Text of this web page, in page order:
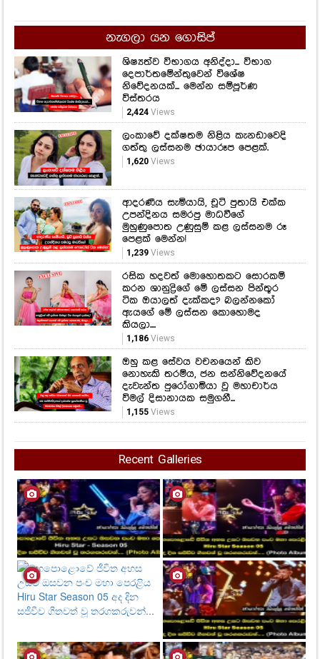
නැගලා යන ගොසිප්
ශිෂ්‍යත්ව විභාගය අනිද්දා... විභාග
දෙපාර්තමේන්තුවෙන් විශේෂ
නිවේදනයක්... මෙන්න සම්පූර්ණ
විස්තරය
2,424Views
ලංකාවේ දක්ෂතම නිළිය කැනඩාවෙදි
ගත්තු ලස්සනම ඡායාරූප පෙළක්.
1,620Views
ආදරණීය සැමියායි, චූටි පුතායි එක්ක
උපන්දිනය සමරපු මාධවීගේ
මුහුණුපොත උණුසුම් කළ ලස්සනම රූ
පෙළක් මෙන්න!
1,239Views
රසික හදවත් මොහොතකට සොරකම්
කරන ශානුද්‍රිගේ මේ ලස්සන පින්තූර
ටික ඔයාලත් දැක්කද? බලන්නකෝ
ඇයගේ මේ ලස්සන කොහොමද
කියලා....
1,186Views
ඔහු කළ සේවය වචනයෙන් කිව
නොහැකි තරම්ය, ජන සන්නිවේදනයේ
දැවැන්ත පුරෝගාමියා වූ මහාචාර්ය
විමල් දිසානායක සමුගනී...
1,155Views
Recent Galleries